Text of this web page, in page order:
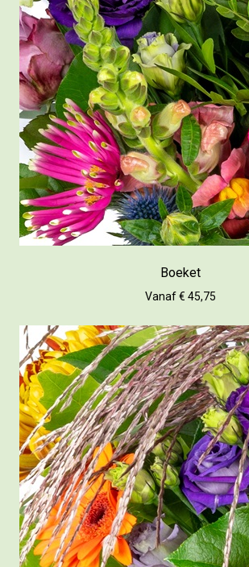
Boeket
Vanaf € 45,75